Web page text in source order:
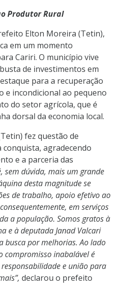
Produtor Rural
Elton Moreira (Tetin),
em um momento
Cariri. O município vive
de investimentos em
para a recuperação
e incondicional ao pequeno
do setor agrícola, que é
dorsal da economia local.
fez questão de
agradecendo
e a parceria das
sem dúvida, mais um grande
desta magnitude se
de trabalho, apoio efetivo ao
em serviços
a população. Somos gratos à
e à deputada Janad Valcari
busca por melhorias. Ao lado
compromisso inabalável é
e união para
declarou o prefeito